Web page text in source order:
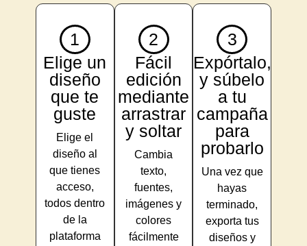
1
Elige un
diseño
que te
guste
Elige el
diseño al
que tienes
acceso,
todos dentro
de la
plataforma
2
Fácil
edición
mediante
arrastrar
y soltar
Cambia
texto,
fuentes,
imágenes y
colores
fácilmente
3
Expórtalo,
y súbelo
a tu
campaña
para
probarlo
Una vez que
hayas
terminado,
exporta tus
diseños y